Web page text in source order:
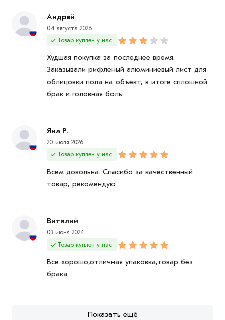
Андрей
04 августа 2026
Товар куплен у нас
Худшая покупка за последнее время.
Заказывали рифленый алюминиевый лист для
облицовки пола на объект, в итоге сплошной
брак и головная боль.
Яна Р.
20 июля 2026
Товар куплен у нас
Всем довольна. Спасибо за качественный
товар, рекомендую
Виталий
03 июня 2024
Товар куплен у нас
Все хорошо,отличная упаковка,товар без
брака
Показать ещё